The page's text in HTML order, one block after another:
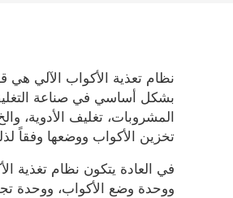
نظام تعذية الأكواب الآلي
بشكل أساسي في صناعة
المشروبات، تغليف الأدوية،
تخزين الأكواب ووضعها وفقاً لذلك
في العادة يتكون نظام تغذية
ووحدة وضع الأكواب، ووحدة